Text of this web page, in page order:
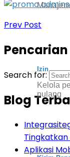
Izin
Kelola
pulang
Prev Post
Pencarian
Search for:
Blog
Tingkatkan
Aplikasi